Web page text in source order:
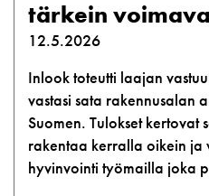
tärkein
12.5.2026
Inlook toteutti laajan
vastasi sata rakennusalan
Suomen. Tulokset kertovat
rakentaa kerralla oikein ja
hyvinvointi työmailla joka